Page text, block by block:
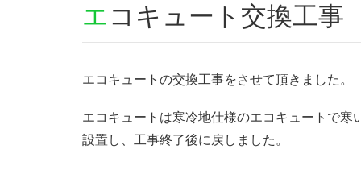
エコキュート交換工
エコキュートの交換工事をさせて頂きました。
エコキュートは寒冷地仕様のエコキュートで
設置し、工事終了後に戻しました。